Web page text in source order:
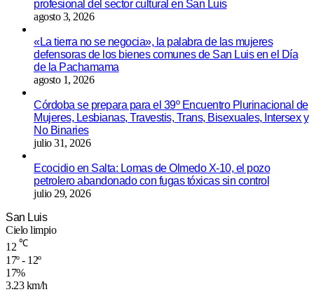
profesional del sector cultural en San Luis
agosto 3, 2026
«La tierra no se negocia», la palabra de las mujeres
defensoras de los bienes comunes de San Luis en el Día
de la Pachamama
agosto 1, 2026
Córdoba se prepara para el 39º Encuentro Plurinacional de
Mujeres, Lesbianas, Travestis, Trans, Bisexuales, Intersex y
No Binaries
julio 31, 2026
Ecocidio en Salta: Lomas de Olmedo X-10, el pozo
petrolero abandonado con fugas tóxicas sin control
julio 29, 2026
San Luis
Cielo limpio
12 ℃
17º - 12º
17%
3.23 km/h